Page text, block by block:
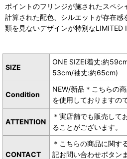
ポイントのフリンジが施されたスペシ
計算された配色、シルエットが存在感
類を見ないデザインが特別なLIMITED
SIZE
ONE SIZE(着丈:約
53cm/袖丈:約65cm)
Condition
NEW/新品＊こちらの
を使用しておりますの
ATTENTION
＊実店舗でも販売して
ることがございます。
CONTACT
＊こちらの商品に関す
記お問い合わせボタン